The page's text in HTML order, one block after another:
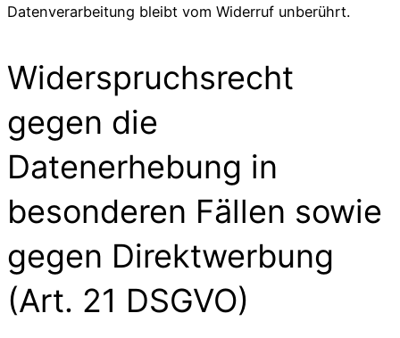
Datenverarbeitung bleibt vom Widerruf unberührt.
Widerspruchsrecht
gegen die
Datenerhebung in
besonderen Fällen sowie
gegen Direktwerbung
(Art. 21 DSGVO)